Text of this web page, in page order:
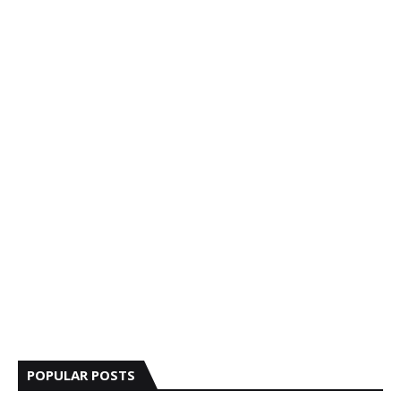
POPULAR POSTS